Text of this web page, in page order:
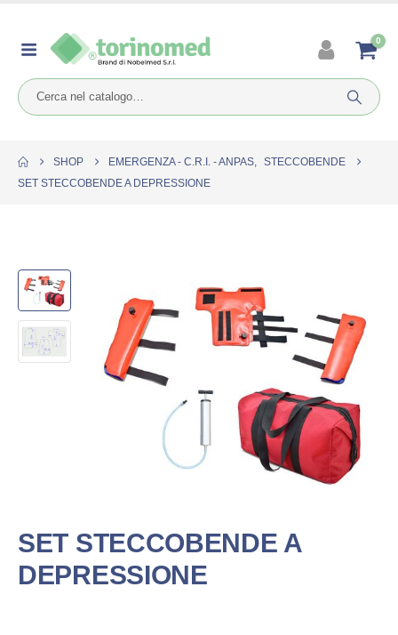
0
SHOP EMERGENZA - C.R.I. - ANPAS, STECCOBENDE
SET STECCOBENDE A DEPRESSIONE
SET STECCOBENDE A
DEPRESSIONE